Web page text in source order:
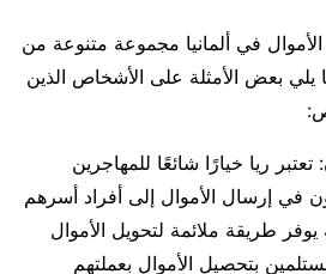
في ألمانيا مجموعة متنوعة من
يلي بعض الأمثلة على الأشخاص الذين
ريا خيارًا شائعًا للمهاجرين
في إرسال الأموال إلى أفراد أسرهم
يوفر طريقة ملائمة لتحويل الأموال
بتحصيل الأموال بعملتهم